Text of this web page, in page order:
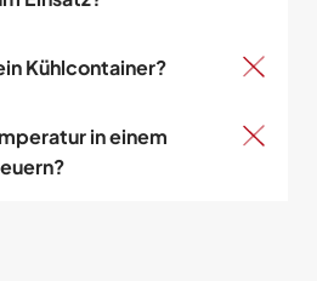
Kühlcontainer?
in einem